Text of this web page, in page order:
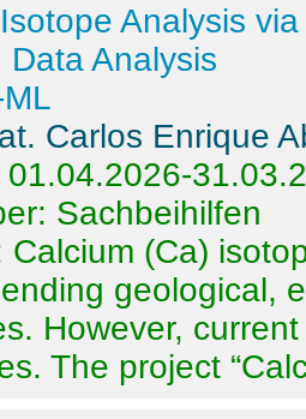
Analysis
Data Analysis
Carlos Enrique
01.04.2026-
Sachbeihilfen
Calcium (Ca)
geological,
However,
The project